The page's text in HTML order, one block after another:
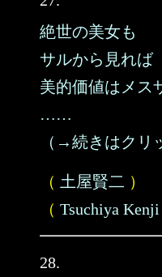
絶世の美女も
サルから見れば
美的価値はメス
……
（→続きはクリ
（ 土屋賢二 ）
（ Tsuchiya Kenji
28.